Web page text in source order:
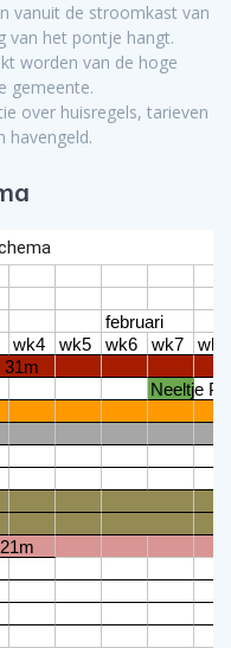
vanuit de stroomkast van
van het pontje hangt.
worden van de hoge
gemeente.
over huisregels, tarieven
havengeld.